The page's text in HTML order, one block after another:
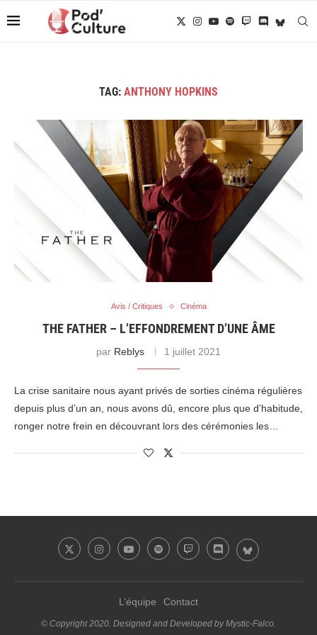
TAG: ANTHONY HOPKINS
Avis / Critiques Cinéma
THE FATHER – L’EFFONDREMENT D’UNE ÂME
par Reblys 1 juillet 2021
La crise sanitaire nous ayant privés de sorties cinéma régulières
depuis plus d’un an, nous avons dû, encore plus que d’habitude,
ronger notre frein en découvrant lors des cérémonies les…
L’équipe Contact
© Copyright 2020. Designed and Developed by Mystic-Falco.